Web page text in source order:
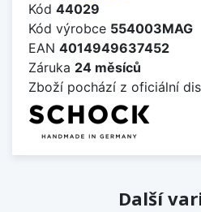
Kód 44029
Kód výrobce 554003MAG
EAN 4014949637452
Záruka 24 měsíců
Zboží pochází z oficiální
Další